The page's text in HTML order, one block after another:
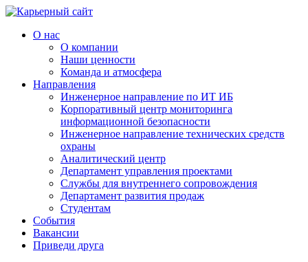
О нас
О компании
Наши ценности
Команда и атмосфера
Направления
Инженерное направление по ИТ ИБ
Корпоративный центр мониторинга
информационной безопасности
Инженерное направление технических средств
охраны
Аналитический центр
Департамент управления проектами
Cлужбы для внутреннего сопровождения
Департамент развития продаж
Студентам
События
Вакансии
Приведи друга